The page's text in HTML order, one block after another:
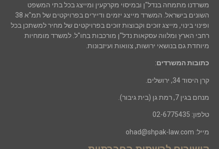
משרדנו מתמחה בנדל"ן ובמיסוי מקרקעין ומייצג בכל בתי המשפט
השונים בישראל. המשרד מייצג יזמים ודיירים בפרויקטים של תמ"א 38
ופינוי בינוי, מייצג זוכים וקבוצות זוכים בפרויקטים של מחיר למשתכן בכל
רחבי הארץ ומלווה עסקאות נדל"ן מורכבות בחו"ל. למשרד מומחיות
מיוחדת גם בנושאי ירושות, צוואות ועיזבונות.
כתובות המשרדים:
קרן היסוד 34, ירושלים.
מנחם בגין 7, רמת גן (בית גיבור).
טלפון: 02-6775435
מייל: ohad@shpak-law.com